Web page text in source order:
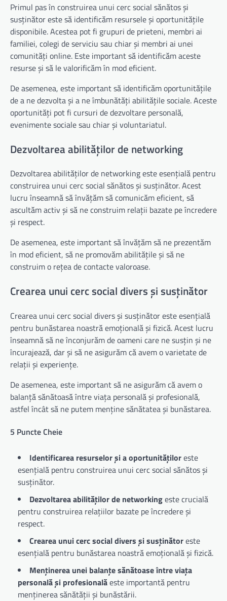
Primul pas în construirea unui cerc social sănătos și
susținător este să identificăm resursele și oportunitățile
disponibile. Acestea pot fi grupuri de prieteni, membri ai
familiei, colegi de serviciu sau chiar și membri ai unei
comunități online. Este important să identificăm aceste
resurse și să le valorificăm în mod eficient.
De asemenea, este important să identificăm oportunitățile
de a ne dezvolta și a ne îmbunătăți abilitățile sociale. Aceste
oportunități pot fi cursuri de dezvoltare personală,
evenimente sociale sau chiar și voluntariatul.
Dezvoltarea abilităților de networking
Dezvoltarea abilităților de networking este esențială pentru
construirea unui cerc social sănătos și susținător. Acest
lucru înseamnă să învățăm să comunicăm eficient, să
ascultăm activ și să ne construim relații bazate pe încredere
și respect.
De asemenea, este important să învățăm să ne prezentăm
în mod eficient, să ne promovăm abilitățile și să ne
construim o rețea de contacte valoroase.
Crearea unui cerc social divers și susținător
Crearea unui cerc social divers și susținător este esențială
pentru bunăstarea noastră emoțională și fizică. Acest lucru
înseamnă să ne înconjurăm de oameni care ne susțin și ne
încurajează, dar și să ne asigurăm că avem o varietate de
relații și experiențe.
De asemenea, este important să ne asigurăm că avem o
balanță sănătoasă între viața personală și profesională,
astfel încât să ne putem menține sănătatea și bunăstarea.
5 Puncte Cheie
Identificarea resurselor și a oportunitățiloreste
esențială pentru construirea unui cerc social sănătos și
susținător.
Dezvoltarea abilităților de networkingeste crucială
pentru construirea relațiilor bazate pe încredere și
respect.
Crearea unui cerc social divers și susținătoreste
esențială pentru bunăstarea noastră emoțională și fizică.
Menținerea unei balanțe sănătoase între viața
personală și profesionalăeste importantă pentru
menținerea sănătății și bunăstării.